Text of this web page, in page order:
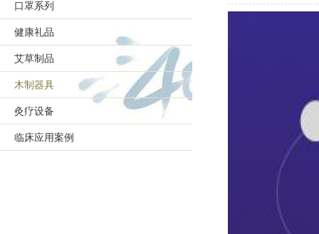
口罩系列
健康礼品
艾草制品
木制器具
灸疗设备
临床应用案例